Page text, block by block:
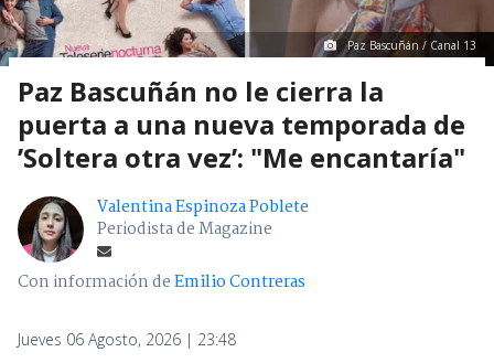
Paz Bascuñán / Canal 13
Paz Bascuñán no le cierra la
puerta a una nueva temporada de
’Soltera otra vez’: "Me encantaría"
Valentina Espinoza Poblete
Periodista de Magazine
Con información deEmilio Contreras
Jueves 06 Agosto, 2026 | 23:48